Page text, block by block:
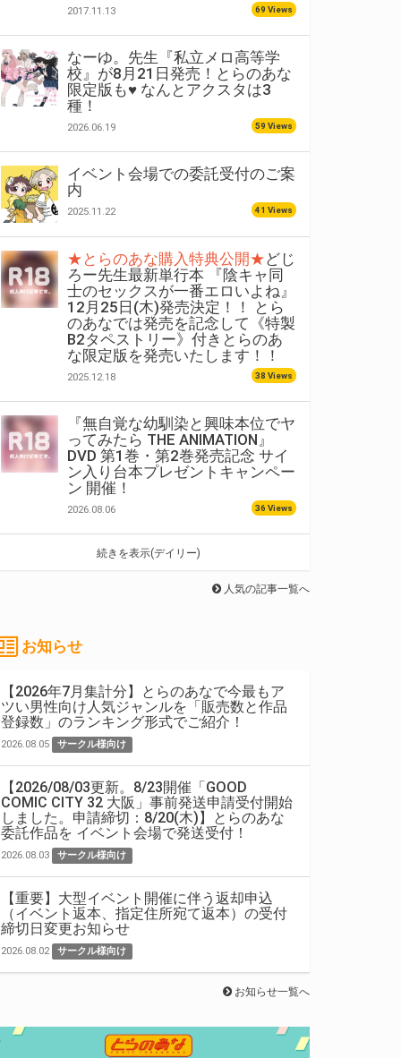
2017.11.13 69 Views
なーゆ。先生『私立メロ高等学
校』が8月21日発売！とらのあな
限定版も♥ なんとアクスタは3
種！
2026.06.19 59 Views
イベント会場での委託受付のご案
内
2025.11.22 41 Views
★とらのあな購入特典公開★どじ
ろー先生最新単行本 『陰キャ同
士のセックスが一番エロいよね』
12月25日(木)発売決定！！ とら
のあなでは発売を記念して《特製
B2タペストリー》付きとらのあ
な限定版を発売いたします！！
2025.12.18 38 Views
『無自覚な幼馴染と興味本位でヤ
ってみたら THE ANIMATION』
DVD 第1巻・第2巻発売記念 サイ
ン入り台本プレゼントキャンペー
ン 開催！
2026.08.06 36 Views
続きを表示(デイリー)
人気の記事一覧へ
お知らせ
【2026年7月集計分】とらのあなで今最もア
ツい男性向け人気ジャンルを「販売数と作品
登録数」のランキング形式でご紹介！
2026.08.05 サークル様向け
【2026/08/03更新。8/23開催「GOOD
COMIC CITY 32 大阪」事前発送申請受付開始
しました。申請締切：8/20(木)】とらのあな
委託作品を イベント会場で発送受付！
2026.08.03 サークル様向け
【重要】大型イベント開催に伴う返却申込
（イベント返本、指定住所宛て返本）の受付
締切日変更お知らせ
2026.08.02 サークル様向け
お知らせ一覧へ